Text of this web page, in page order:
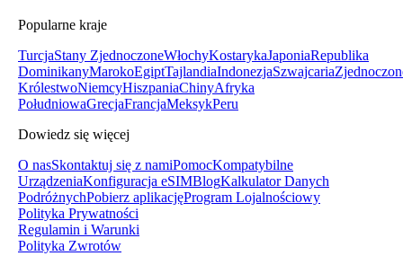
Popularne kraje
TurcjaStany ZjednoczoneWłochyKostarykaJaponiaRepublika
DominikanyMarokoEgiptTajlandiaIndonezjaSzwajcaria
KrólestwoNiemcyHiszpaniaChinyAfryka
PołudniowaGrecjaFrancjaMeksykPeru
Dowiedz się więcej
O nasSkontaktuj się z namiPomocKompatybilne
UrządzeniaKonfiguracja eSIMBlogKalkulator Danych
PodróżnychPobierz aplikacjęProgram Lojalnościowy
Polityka Prywatności
Regulamin i Warunki
Polityka Zwrotów